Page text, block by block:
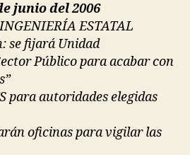
junio del 2006
ESTATAL
se fijará Unidad
Público para acabar con
para autoridades elegidas
oficinas para vigilar las